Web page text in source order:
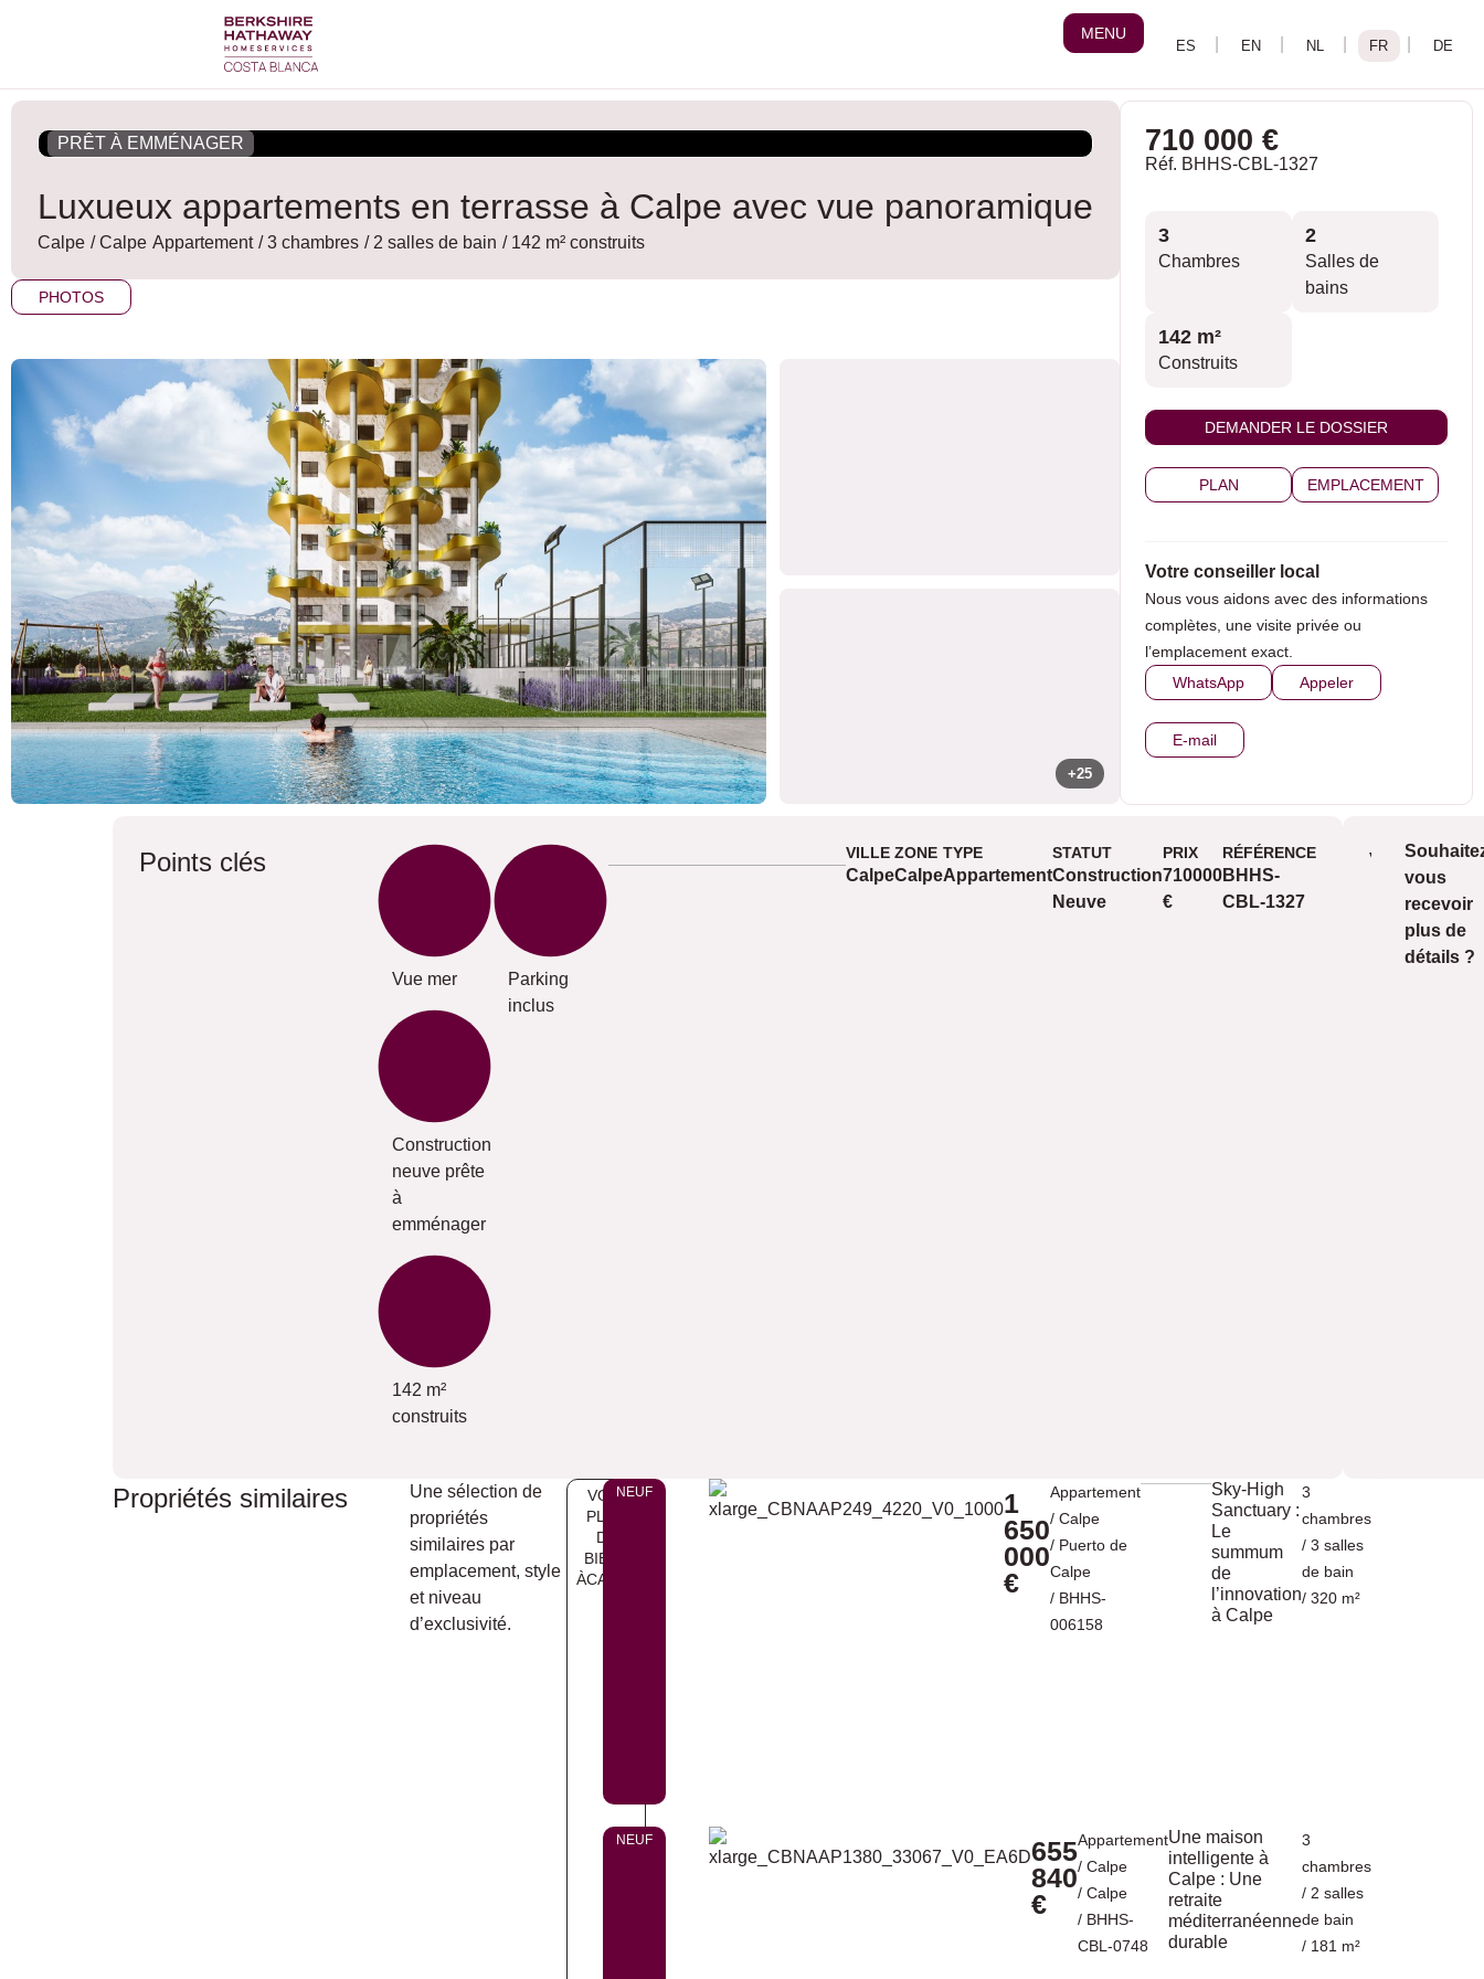
MENU
PRÊT À EMMÉNAGER
Luxueux appartements en terrasse à Calpe avec vue panoramique
Calpe / Calpe Appartement / 3 chambres / 2 salles de bain / 142 m² construits
PHOTOS
+25
710 000 €
Réf. BHHS-CBL-1327
3
Chambres
2
Salles de
bains
142 m²
Construits
DEMANDER LE DOSSIER
PLAN EMPLACEMENT
Votre conseiller local
Nous vous aidons avec des informations
complètes, une visite privée ou
l’emplacement exact.
WhatsApp
Appeler
E-mail
Points clés
Vue mer
Construction
neuve prête
à
emménager
142 m²
construits
Parking
inclus
VILLE
Calpe
ZONE
Calpe
TYPE
Appartement
STATUT
Construction
Neuve
PRIX
710000
€
RÉFÉRENCE
BHHS-
CBL-1327
Vues
Vue
mer
vue
vous
recevoir
plus de
détails ?
Propriétés similaires
Une sélection de
propriétés
similaires par
emplacement, style
et niveau
d’exclusivité.
VOIR
PLUS
DE
BIENS
ÀCALPE
NEUF
1
650
000
€
Appartement
/ Calpe
/ Puerto de
Calpe
/ BHHS-
006158
Sky-High
Sanctuary :
Le
summum
de
l’innovation
à Calpe
3
chambres
/ 3 salles
de bain
/ 320 m²
NEUF
655
840
€
Appartement
/ Calpe
/ Calpe
/ BHHS-
CBL-0748
Une maison
intelligente à
Calpe : Une
retraite
méditerranéenne
durable
3
chambres
/ 2 salles
de bain
/ 181 m²